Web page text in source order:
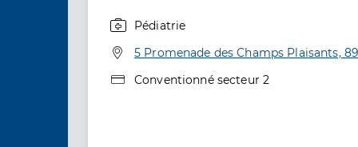
Pédiatrie
Adresse
5 Promenade des Champs Plaisants,
Type de convention
Conventionné secteur 2